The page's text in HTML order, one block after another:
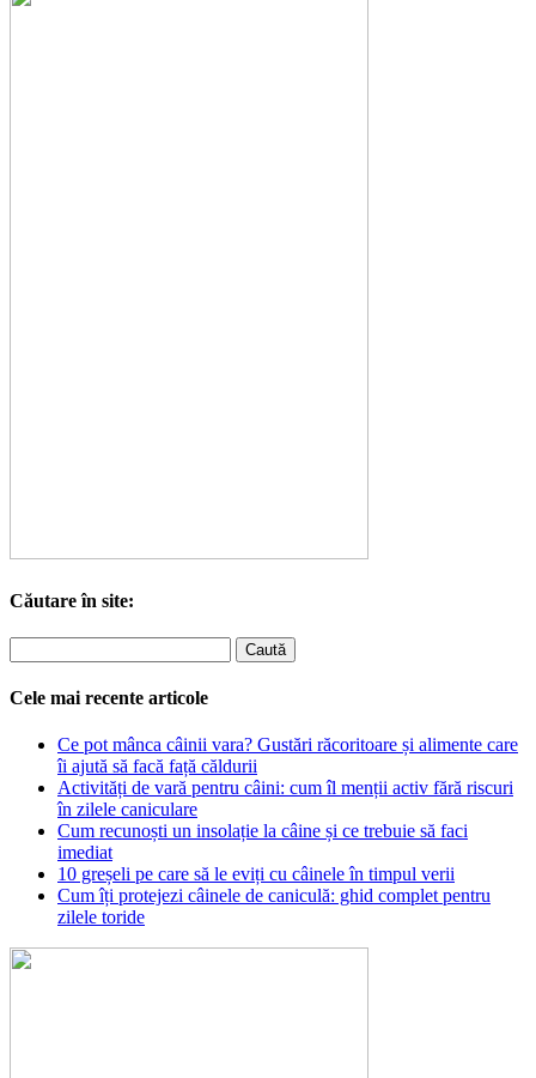
Căutare în site:
Cele mai recente articole
Ce pot mânca câinii vara? Gustări răcoritoare și alimente care
îi ajută să facă față căldurii
Activități de vară pentru câini: cum îl menții activ fără riscuri
în zilele caniculare
Cum recunoști un insolație la câine și ce trebuie să faci
imediat
10 greșeli pe care să le eviți cu câinele în timpul verii
Cum îți protejezi câinele de caniculă: ghid complet pentru
zilele toride